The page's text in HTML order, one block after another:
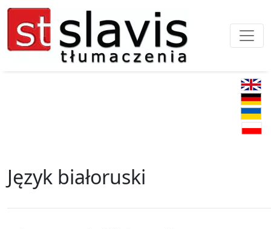
Język białoruski